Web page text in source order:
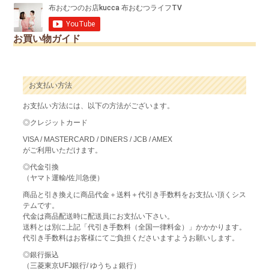
お買い物ガイド
お支払い方法
お支払い方法には、以下の方法がございます。
◎クレジットカード
VISA / MASTERCARD / DINERS / JCB / AMEX
がご利用いただけます。
◎代金引換
（ヤマト運輸/佐川急便）
商品と引き換えに商品代金＋送料＋代引き手数料をお支払い頂くシス
テムです。
代金は商品配送時に配送員にお支払い下さい。
送料とは別に上記「代引き手数料（全国一律料金）」かかかります。
代引き手数料はお客様にてご負担くださいますようお願いします。
◎銀行振込
（三菱東京UFJ銀行/ ゆうちょ銀行）